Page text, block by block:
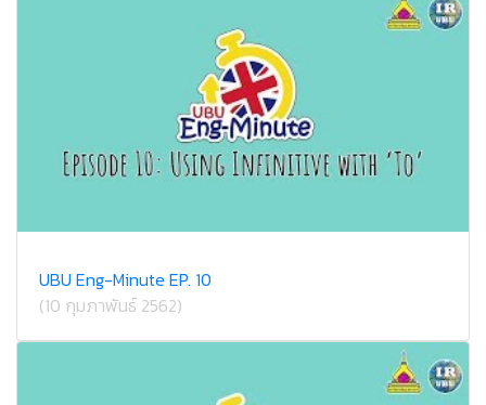
UBU Eng-Minute EP. 10
(10 กุมภาพันธ์ 2562)